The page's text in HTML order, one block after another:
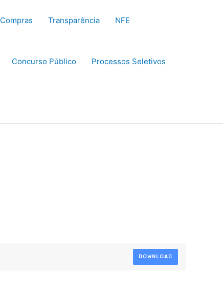
Compras Transparência NFE
Concurso Público Processos Seletivos
DOWNLOAD